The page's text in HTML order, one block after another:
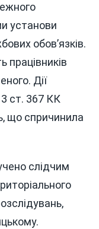
установи
обов’язків.
працівників
Дії
3 ст. 367 КК
що спричинила
слідчим